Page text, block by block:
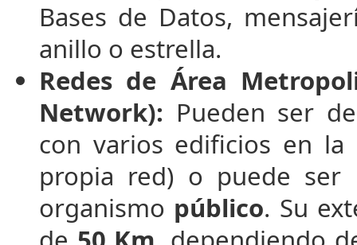
Bases de Datos,
anillo o estrella.
Redes de Área
Network): Pueden ser
con varios edificios en
propia red) o puede ser
organismo público. Su